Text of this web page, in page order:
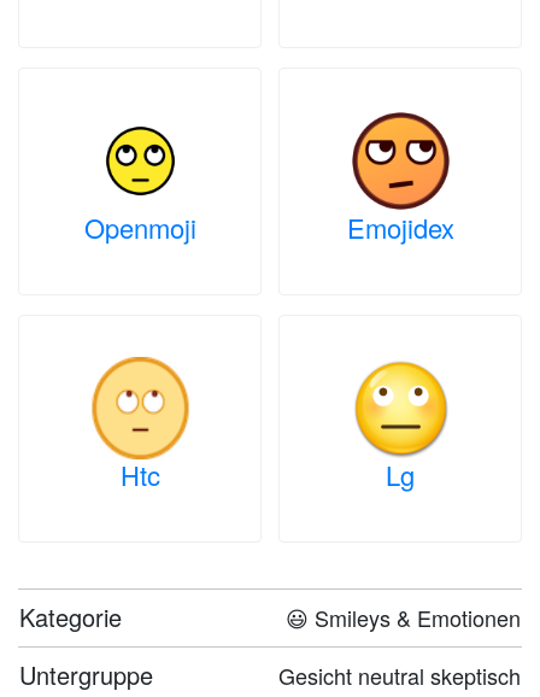
Openmoji Emojidex
Htc Lg
Kategorie 😃 Smileys & Emotionen
Untergruppe Gesicht neutral skeptisch